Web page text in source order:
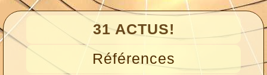
31 ACTUS!
Références